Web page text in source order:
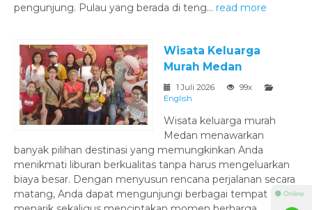
pengunjung. Pulau yang berada di teng... read more
Wisata Keluarga
Murah Medan
1 Juli 2026
99x
English
Wisata keluarga murah
Medan menawarkan
banyak pilihan destinasi yang memungkinkan Anda
menikmati liburan berkualitas tanpa harus mengeluarkan
biaya besar. Dengan menyusun rencana perjalanan secara
matang, Anda dapat mengunjungi berbagai tempat
⚫ Online